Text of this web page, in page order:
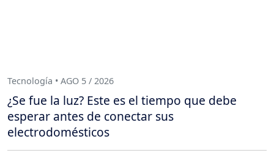
Tecnología • AGO 5 / 2026
¿Se fue la luz? Este es el tiempo que debe
esperar antes de conectar sus
electrodomésticos